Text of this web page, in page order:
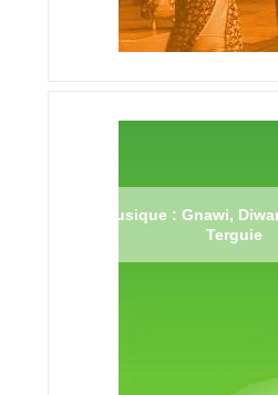
Musique : Gnawi,
Terguie